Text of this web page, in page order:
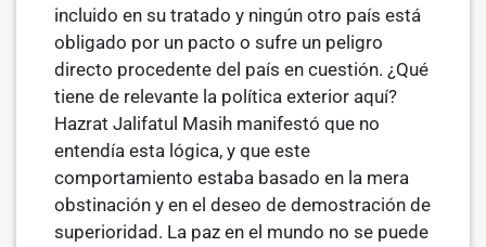
incluido en su tratado y ningún otro país está
obligado por un pacto o sufre un peligro
directo procedente del país en cuestión. ¿Qué
tiene de relevante la política exterior aquí?
Hazrat Jalifatul Masih manifestó que no
entendía esta lógica, y que este
comportamiento estaba basado en la mera
obstinación y en el deseo de demostración de
superioridad. La paz en el mundo no se puede